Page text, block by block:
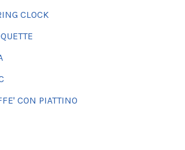
CLOCK
CON PIATTINO